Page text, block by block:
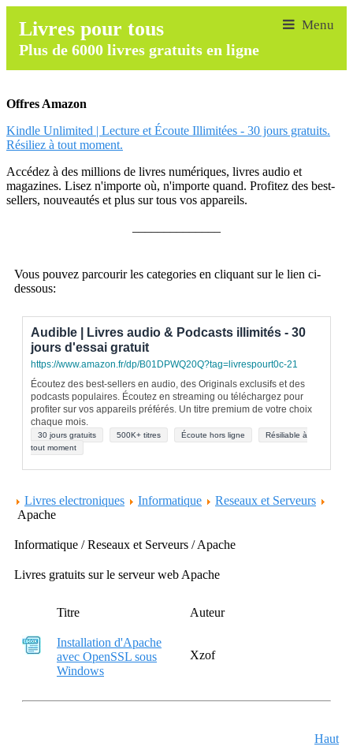
Livres pour tous
Plus de 6000 livres gratuits en ligne
Offres Amazon
Kindle Unlimited | Lecture et Écoute Illimitées - 30 jours gratuits.
Résiliez à tout moment.
Accédez à des millions de livres numériques, livres audio et
magazines. Lisez n'importe où, n'importe quand. Profitez des best-
sellers, nouveautés et plus sur tous vos appareils.
Vous pouvez parcourir les categories en cliquant sur le lien ci-
dessous:
Audible | Livres audio & Podcasts illimités - 30
jours d'essai gratuit
https://www.amazon.fr/dp/B01DPWQ20Q?tag=livrespourt0c-21
Écoutez des best-sellers en audio, des Originals exclusifs et des
podcasts populaires. Écoutez en streaming ou téléchargez pour
profiter sur vos appareils préférés. Un titre premium de votre choix
chaque mois.
30 jours gratuits 500K+ titres Écoute hors ligne
Résiliable à
tout moment
Livres electroniques Informatique
Reseaux et Serveurs
Apache
Informatique / Reseaux et Serveurs / Apache
Livres gratuits sur le serveur web Apache
Titre Auteur
Installation d'Apache
avec OpenSSL sous
Windows
Xzof
Haut